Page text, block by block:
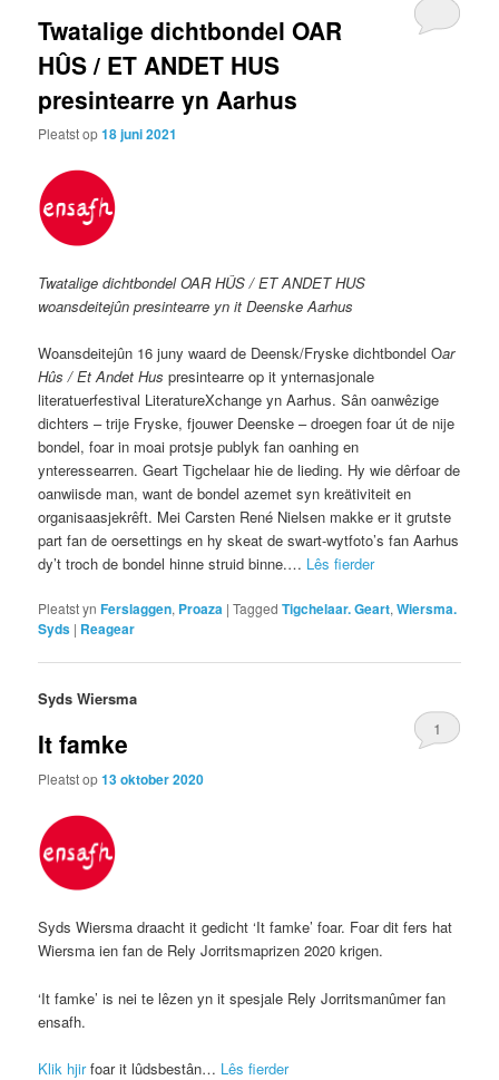
Twatalige dichtbondel OAR
HÛS / ET ANDET HUS
presintearre yn Aarhus
Pleatst op18 juni 2021
Twatalige dichtbondel OAR HÛS / ET ANDET HUS
woansdeitejûn presintearre yn it Deenske Aarhus
Woansdeitejûn 16 juny waard de Deensk/Fryske dichtbondel Oar
Hûs / Et Andet Hus presintearre op it ynternasjonale
literatuerfestival LiteratureXchange yn Aarhus. Sân oanwêzige
dichters – trije Fryske, fjouwer Deenske – droegen foar út de nije
bondel, foar in moai protsje publyk fan oanhing en
ynteressearren. Geart Tigchelaar hie de lieding. Hy wie dêrfoar de
oanwiisde man, want de bondel azemet syn kreätiviteit en
organisaasjekrêft. Mei Carsten René Nielsen makke er it grutste
part fan de oersettings en hy skeat de swart-wytfoto’s fan Aarhus
dy’t troch de bondel hinne struid binne.… Lês fierder
Pleatst yn Ferslaggen, Proaza |Tagged Tigchelaar. Geart,Wiersma.
Syds | Reagear
Syds Wiersma
It famke
Pleatst op13 oktober 2020
1
Syds Wiersma draacht it gedicht ‘It famke’ foar. Foar dit fers hat
Wiersma ien fan de Rely Jorritsmaprizen 2020 krigen.
‘It famke’ is nei te lêzen yn it spesjale Rely Jorritsmanûmer fan
ensafh.
Klik hjirfoar it lûdsbestân… Lês fierder